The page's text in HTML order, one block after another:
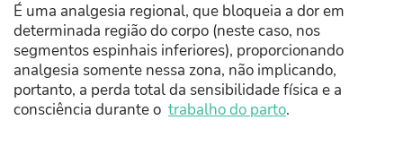
É uma analgesia regional, que bloqueia a dor em
determinada região do corpo (neste caso, nos
segmentos espinhais inferiores), proporcionando
analgesia somente nessa zona, não implicando,
portanto, a perda total da sensibilidade física e a
consciência durante o trabalho do parto.